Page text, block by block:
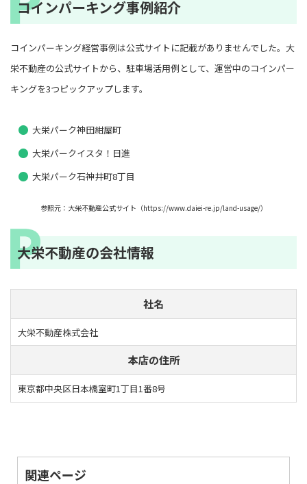
コインパーキング事例紹介
コインパーキング経営事例は公式サイトに記載がありませんでした。大
栄不動産の公式サイトから、駐車場活用例として、運営中のコインパー
キングを3つピックアップします。
大栄パーク神田紺屋町
大栄パークイスタ！日進
大栄パーク石神井町8丁目
参照元：大栄不動産公式サイト（https://www.daiei-re.jp/land-usage/）
大栄不動産の会社情報
社名
大栄不動産株式会社
本店の住所
東京都中央区日本橋室町1丁目1番8号
関連ページ